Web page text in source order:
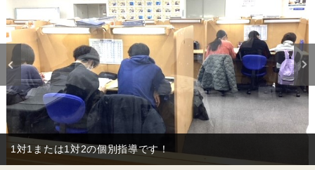
1対1または1対2の個別指導です！